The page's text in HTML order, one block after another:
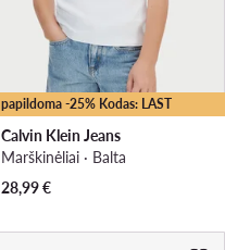
papildoma -25% Kodas: LAST
Calvin Klein Jeans
Marškinėliai · Balta
28,99€